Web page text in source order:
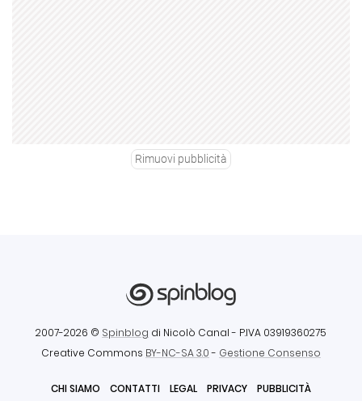
Rimuovi pubblicità
2007-2026 © Spinblog di Nicolò Canal - P.IVA 03919360275
Creative Commons BY-NC-SA 3.0- Gestione Consenso
CHI SIAMO CONTATTI LEGAL PRIVACY PUBBLICITÀ